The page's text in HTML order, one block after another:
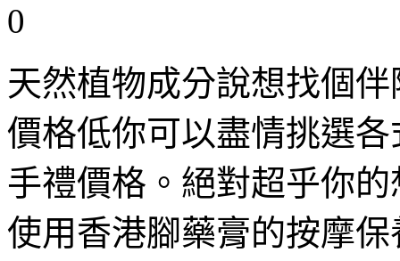
0
天然植物成分說想找個
價格低你可以盡情挑選
手禮價格。絕對超乎你
使用香港腳藥膏的按摩